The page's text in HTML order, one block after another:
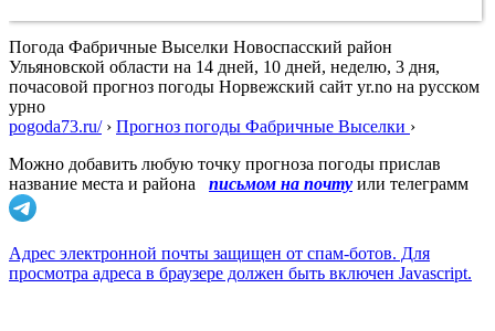
Погода Фабричные Выселки Новоспасский район
Ульяновской области на 14 дней, 10 дней, неделю, 3 дня,
почасовой прогноз погоды Норвежский сайт yr.no на русском
урно
pogoda73.ru/› Прогноз погоды Фабричные Выселки ›
Можно добавить любую точку прогноза погоды прислав
название места и района
письмом на почту или телеграмм
Адрес электронной почты защищен от спам-ботов. Для
просмотра адреса в браузере должен быть включен Javascript.